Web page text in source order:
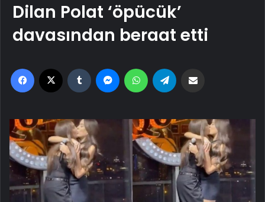
Dilan Polat ‘öpücük’
davasından beraat etti
Facebook Tumblr MessengerWhatsApp